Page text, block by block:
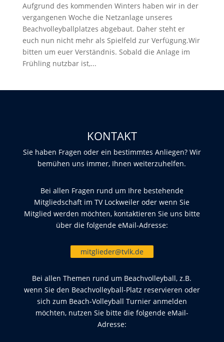
Aufgrund des kommenden Winters haben wir in der
vergangenen Woche die Netzanlage unseres
Beachvolleyballplatzes abgebaut. Daher steht er
euch nun nicht mehr als Spielfeld zur Verfügung.Wir
bitten um euer Verständnis. Sobald die Anlage im
Frühling nutzbar ist,...
KONTAKT
Sie haben Fragen oder ein bestimmtes Anliegen? Wir
bemühen uns immer, Ihnen weiterzuhelfen.
Bei allen Fragen rund um Ihre bestehende
Mitgliedschaft im TV Lockweiler oder wenn Sie
Mitglied werden möchten, kontaktieren Sie uns bitte
über die folgende eMail-Adresse:
mitglieder@tvlk.de
Bei allen Themen rund um Beachvolleyball, z.B.
wenn Sie den Beachvolleyball-Platz reservieren oder
sich zum Beach-Volleyball Turnier anmelden
möchten, nutzen Sie bitte die folgende eMail-
Adresse: